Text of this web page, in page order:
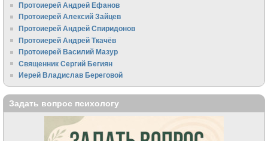
Протоиерей Андрей Ефанов
Протоиерей Алексий Зайцев
Протоиерей Андрей Спиридонов
Протоиерей Андрей Ткачёв
Протоиерей Василий Мазур
Священник Сергий Бегиян
Иерей Владислав Береговой
Задать вопрос психологу